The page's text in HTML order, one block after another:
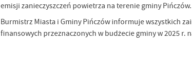
emisji zanieczyszczeń powietrza na terenie gminy Pińczów.
Burmistrz Miasta i Gminy Pińczów informuje wszystkich
finansowych przeznaczonych w budżecie gminy w 2025 r.